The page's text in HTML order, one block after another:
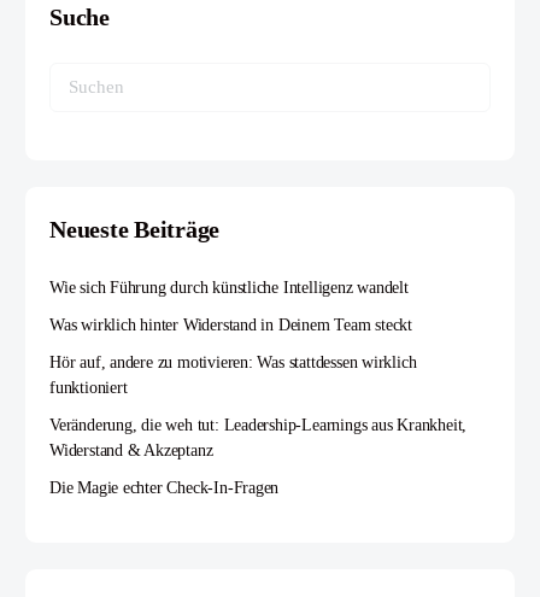
Suche
Neueste Beiträge
Wie sich Führung durch künstliche Intelligenz wandelt
Was wirklich hinter Widerstand in Deinem Team steckt
Hör auf, andere zu motivieren: Was stattdessen wirklich
funktioniert
Veränderung, die weh tut: Leadership-Learnings aus Krankheit,
Widerstand & Akzeptanz
Die Magie echter Check-In-Fragen